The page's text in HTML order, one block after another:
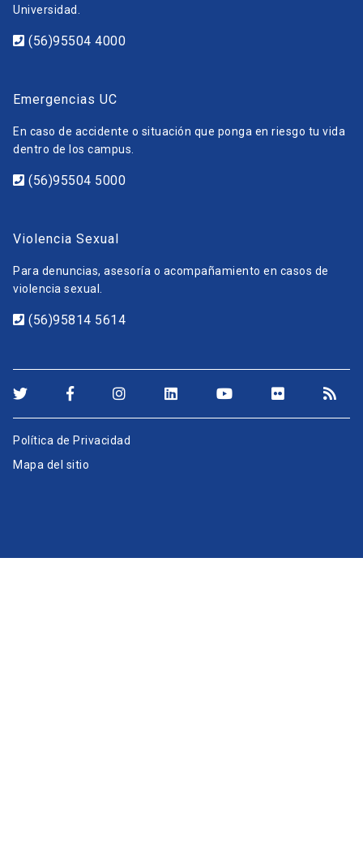
Universidad.
(56)95504 4000
Emergencias UC
En caso de accidente o situación que ponga en riesgo tu vida
dentro de los campus.
(56)95504 5000
Violencia Sexual
Para denuncias, asesoría o acompañamiento en casos de
violencia sexual.
(56)95814 5614
Política de Privacidad
Mapa del sitio